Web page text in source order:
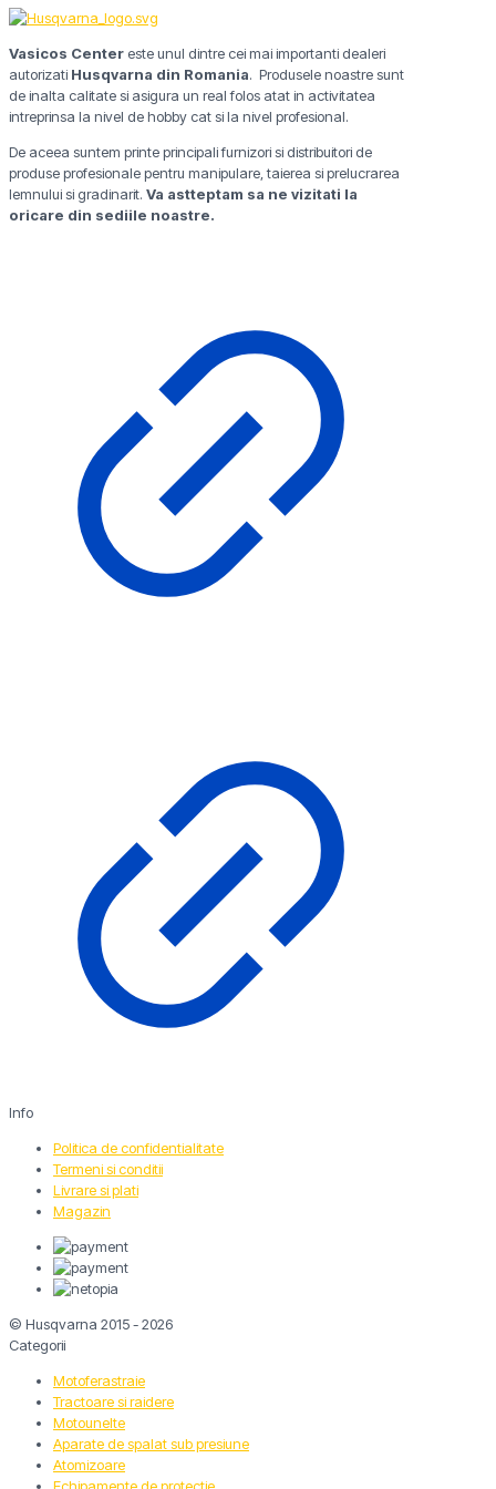
Vasicos Center este unul dintre cei mai importanti dealeri
autorizati Husqvarna din Romania. Produsele noastre sunt
de inalta calitate si asigura un real folos atat in activitatea
intreprinsa la nivel de hobby cat si la nivel profesional.
De aceea suntem printe principali furnizori si distribuitori de
produse profesionale pentru manipulare, taierea si prelucrarea
lemnului si gradinarit. Va astteptam sa ne vizitati la
oricare din sediile noastre.
Info
Politica de confidentialitate
Termeni si conditii
Livrare si plati
Magazin
© Husqvarna 2015 - 2026
Categorii
Motoferastraie
Tractoare si raidere
Motounelte
Aparate de spalat sub presiune
Atomizoare